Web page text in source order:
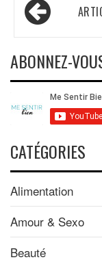
des
articles
ABONNEZ-
CATÉGORIES
Alimentation
Amour & Sexo
Beauté